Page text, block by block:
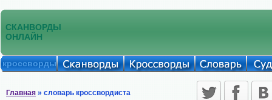
СКАНВОРДЫ
ОНЛАЙН
кроссворды
Главная » словарь кроссвордиста